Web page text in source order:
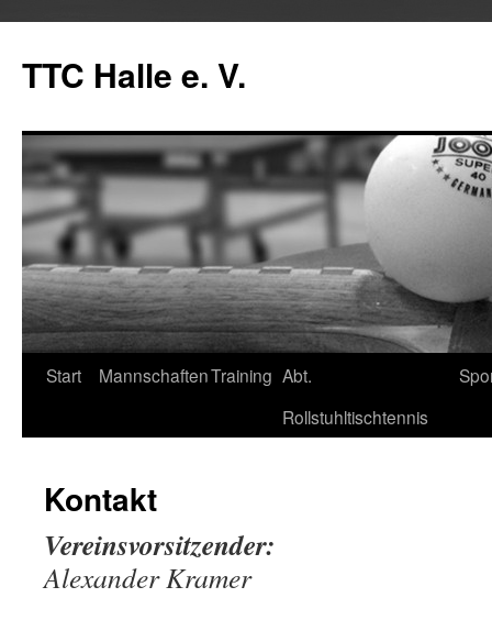
springen
TTC Halle e. V.
Start MannschaftenTraining Abt.
Rollstuhltischtennis
Kontakt
Vereinsvorsitzender:
Alexander Kramer